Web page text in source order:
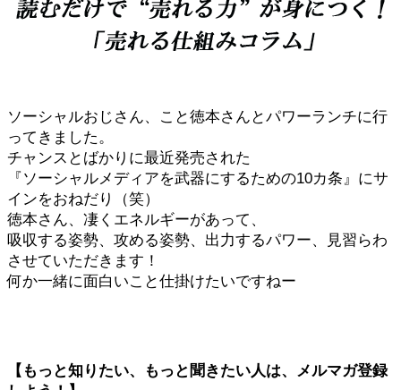
ソーシャルおじさん、こと徳本さんとパワーランチに行
ってきました。
チャンスとばかりに最近発売された
『ソーシャルメディアを武器にするための10カ条』にサ
インをおねだり（笑）
徳本さん、凄くエネルギーがあって、
吸収する姿勢、攻める姿勢、出力するパワー、見習らわ
させていただきます！
何か一緒に面白いこと仕掛けたいですねー
【もっと知りたい、もっと聞きたい人は、メルマガ登録